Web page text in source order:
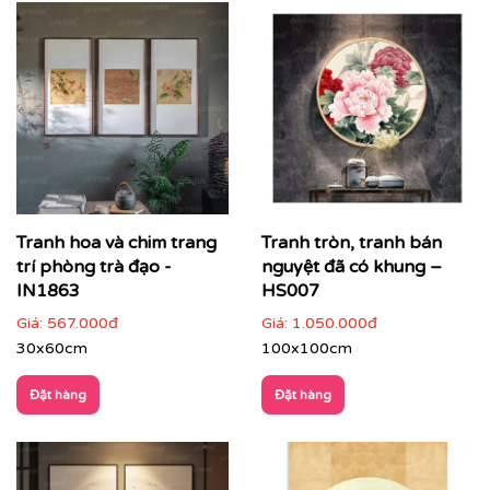
Tông màu trầm ấm
: Be, nâu, vàng nghệ, xám
Tranh hoa và chim trang
trí phòng trà đạo -
IN1863
Giá: 567.000đ
30x60cm
Đặt hàng
Tranh tròn, tranh bán
nguyệt đã có khung –
HS007
Giá: 1.050.000đ
100x100cm
Đặt hàng